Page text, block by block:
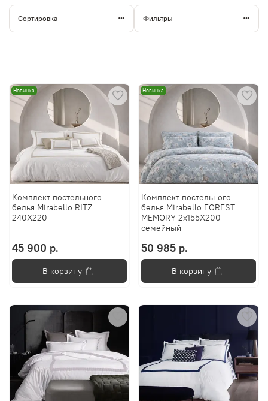
Сортировка Фильтры
Новинка
Комплект постельного
белья Mirabello RITZ
240X220
45 900 р.
В корзину
Новинка
Комплект постельного
белья Mirabello FOREST
MEMORY 2х155X200
семейный
50 985 р.
В корзину